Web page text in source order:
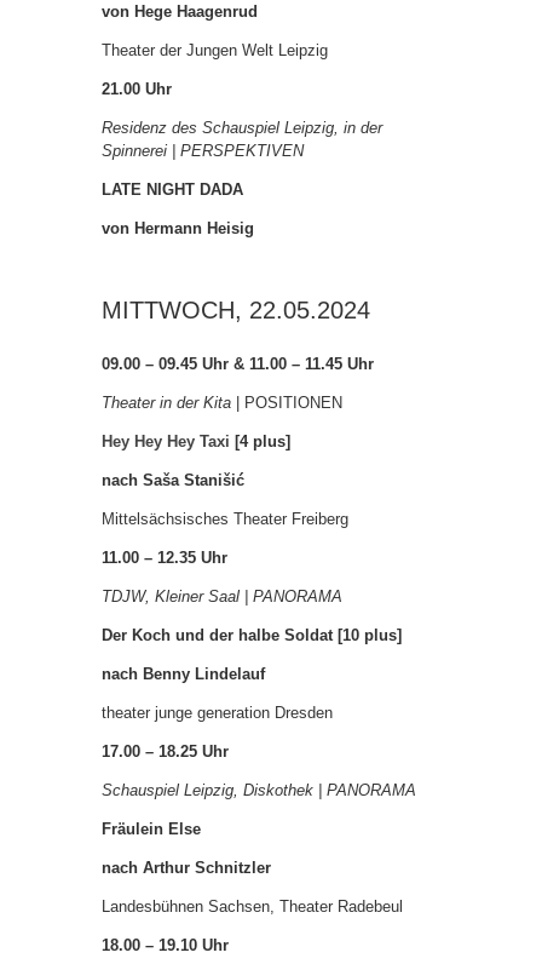
von Hege Haagenrud
Theater der Jungen Welt Leipzig
21.00 Uhr
Residenz des Schauspiel Leipzig, in der
Spinnerei | PERSPEKTIVEN
LATE NIGHT DADA
von Hermann Heisig
MITTWOCH, 22.05.2024
09.00 – 09.45 Uhr & 11.00 – 11.45 Uhr
Theater in der Kita | POSITIONEN
Hey Hey Hey Taxi [4 plus]
nach Saša Stanišić
Mittelsächsisches Theater Freiberg
11.00 – 12.35 Uhr
TDJW, Kleiner Saal | PANORAMA
Der Koch und der halbe Soldat [10 plus]
nach Benny Lindelauf
theater junge generation Dresden
17.00 – 18.25 Uhr
Schauspiel Leipzig, Diskothek | PANORAMA
Fräulein Else
nach Arthur Schnitzler
Landesbühnen Sachsen, Theater Radebeul
18.00 – 19.10 Uhr